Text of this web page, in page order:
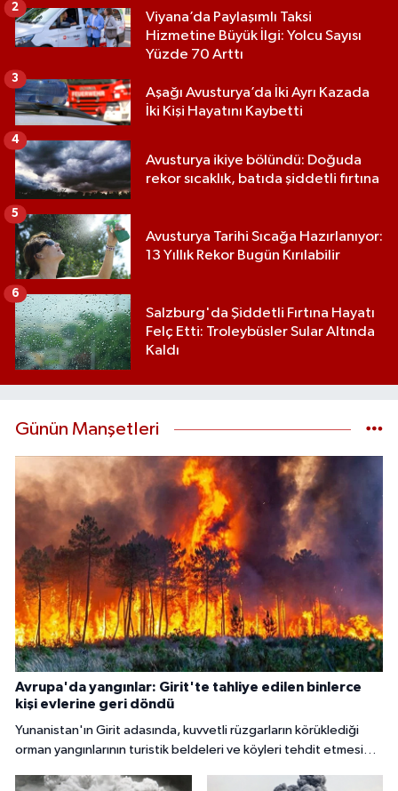
Viyana’da Paylaşımlı Taksi
Hizmetine Büyük İlgi: Yolcu Sayısı
Yüzde 70 Arttı
2
Aşağı Avusturya’da İki Ayrı Kazada
İki Kişi Hayatını Kaybetti
3
Avusturya ikiye bölündü: Doğuda
rekor sıcaklık, batıda şiddetli fırtına
4
Avusturya Tarihi Sıcağa Hazırlanıyor:
13 Yıllık Rekor Bugün Kırılabilir
5
Salzburg'da Şiddetli Fırtına Hayatı
Felç Etti: Troleybüsler Sular Altında
Kaldı
6
Günün Manşetleri
Avrupa'da yangınlar: Girit'te tahliye edilen binlerce
kişi evlerine geri döndü
Yunanistan'ın Girit adasında, kuvvetli rüzgarların körüklediği
orman yangınlarının turistik beldeleri ve köyleri tehdit etmesi